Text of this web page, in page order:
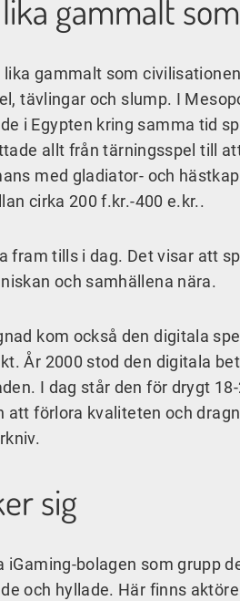
gammalt
gammalt som
tävlingar och slump. I
i Egypten kring samma tid
allt från tärningsspel till
med gladiator- och
cirka 200 f.kr.-400 e.kr..
fram tills i dag. Det visar att
och samhällena nära.
kom också den digitala
År 2000 stod den digitala
I dag står den för drygt
att förlora kvaliteten och
sig
iGaming-bolagen som grupp
och hyllade. Här finns